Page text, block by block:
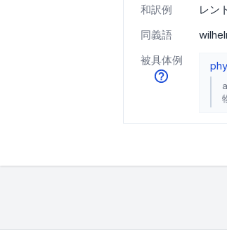
和訳例 レン
同義語
被具体例